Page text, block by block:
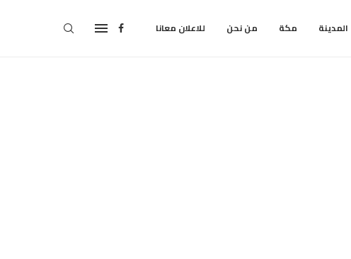
المدينة مكة من نحن للاعلان معانا